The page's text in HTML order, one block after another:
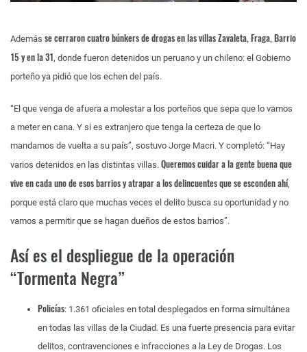
Además se cerraron cuatro búnkers de drogas en las villas Zavaleta, Fraga, Barrio
15 y en la 31, donde fueron detenidos un peruano y un chileno: el Gobierno
porteño ya pidió que los echen del país.
“El que venga de afuera a molestar a los porteños que sepa que lo vamos
a meter en cana. Y si es extranjero que tenga la certeza de que lo
mandamos de vuelta a su país”, sostuvo Jorge Macri. Y completó: “Hay
varios detenidos en las distintas villas. Queremos cuidar a la gente buena que
vive en cada uno de esos barrios y atrapar a los delincuentes que se esconden ahí,
porque está claro que muchas veces el delito busca su oportunidad y no
vamos a permitir que se hagan dueños de estos barrios”.
Así es el despliegue de la operación
“Tormenta Negra”
Policías: 1.361 oficiales en total desplegados en forma simultánea
en todas las villas de la Ciudad. Es una fuerte presencia para evitar
delitos, contravenciones e infracciones a la Ley de Drogas. Los